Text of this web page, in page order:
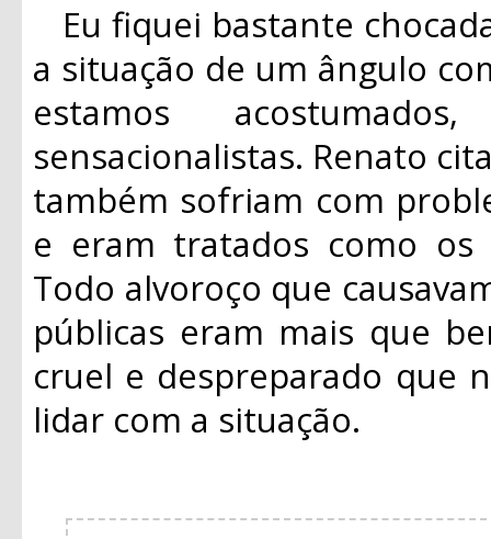
Eu fiquei bastante
a situação de um ângulo
estamos
sensacionalistas. Renato
também sofriam com
e eram tratados como os
Todo alvoroço que
públicas eram mais que
cruel e despreparado que
lidar com a situação.